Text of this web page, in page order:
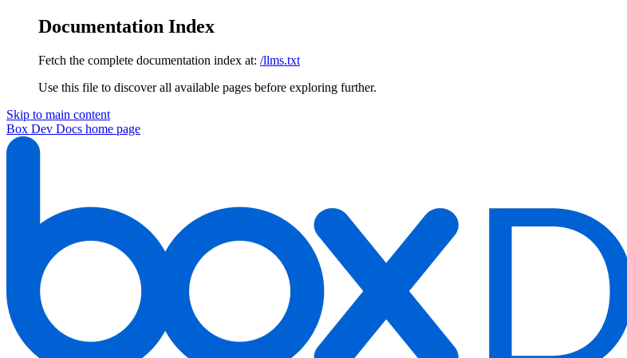
Documentation Index
Fetch the complete documentation index at: /llms.txt
Use this file to discover all available pages before exploring further.
Skip to main content
Box Dev Docs home page